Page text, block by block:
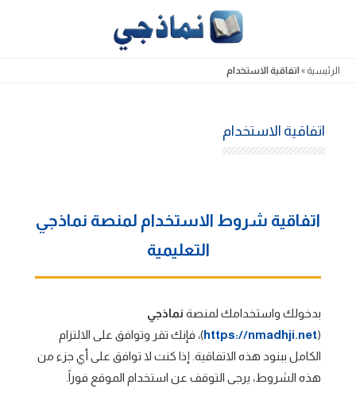
Skip
to
content
الرئيسية »اتفاقية الاستخدام
اتفاقية الاستخدام
اتفاقية شروط الاستخدام لمنصة نماذجي
التعليمية
بدخولك واستخدامك لمنصة نماذجي
(
https://nmadhji.net)، فإنك تقر وتوافق على الالتزام
الكامل ببنود هذه الاتفاقية. إذا كنت لا توافق على أي جزء من
هذه الشروط، يرجى التوقف عن استخدام الموقع فوراً.